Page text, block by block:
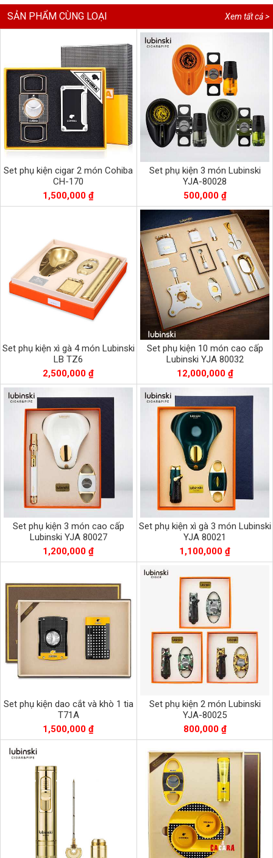
Xem tất cả >
SẢN PHẨM CÙNG LOẠI
Set phụ kiện cigar 2 món Cohiba
CH-170
1,500,000 ₫
Set phụ kiện 3 món Lubinski
YJA-80028
500,000 ₫
Set phụ kiện xì gà 4 món Lubinski
LB TZ6
2,500,000 ₫
Set phụ kiện 10 món cao cấp
Lubinski YJA 80032
12,000,000 ₫
Set phụ kiện 3 món cao cấp
Lubinski YJA 80027
1,200,000 ₫
Set phụ kiện xì gà 3 món Lubinski
YJA 80021
1,100,000 ₫
Set phụ kiện dao cắt và khò 1 tia
T71A
1,500,000 ₫
Set phụ kiện 2 món Lubinski
YJA-80025
800,000 ₫